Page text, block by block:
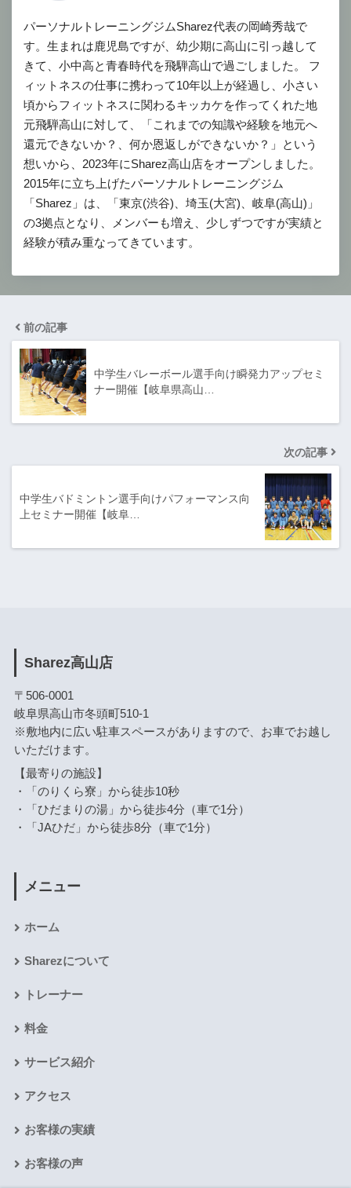
パーソナルトレーニングジムSharez代表の岡崎秀哉で
す。生まれは鹿児島ですが、幼少期に高山に引っ越して
きて、小中高と青春時代を飛騨高山で過ごしました。 フ
ィットネスの仕事に携わって10年以上が経過し、小さい
頃からフィットネスに関わるキッカケを作ってくれた地
元飛騨高山に対して、「これまでの知識や経験を地元へ
還元できないか？、何か恩返しができないか？」という
想いから、2023年にSharez高山店をオープンしました。
2015年に立ち上げたパーソナルトレーニングジム
「Sharez」は、「東京(渋谷)、埼玉(大宮)、岐阜(高山)」
の3拠点となり、メンバーも増え、少しずつですが実績と
経験が積み重なってきています。
前の記事
中学生バレーボール選手向け瞬発力アップセミ
ナー開催【岐阜県高山…
次の記事
中学生バドミントン選手向けパフォーマンス向
上セミナー開催【岐阜…
Sharez高山店
〒506-0001
岐阜県高山市冬頭町510-1
※敷地内に広い駐車スペースがありますので、お車でお越し
いただけます。
【最寄りの施設】
・「のりくら寮」から徒歩10秒
・「ひだまりの湯」から徒歩4分（車で1分）
・「JAひだ」から徒歩8分（車で1分）
メニュー
ホーム
Sharezについて
トレーナー
料金
サービス紹介
アクセス
お客様の実績
お客様の声